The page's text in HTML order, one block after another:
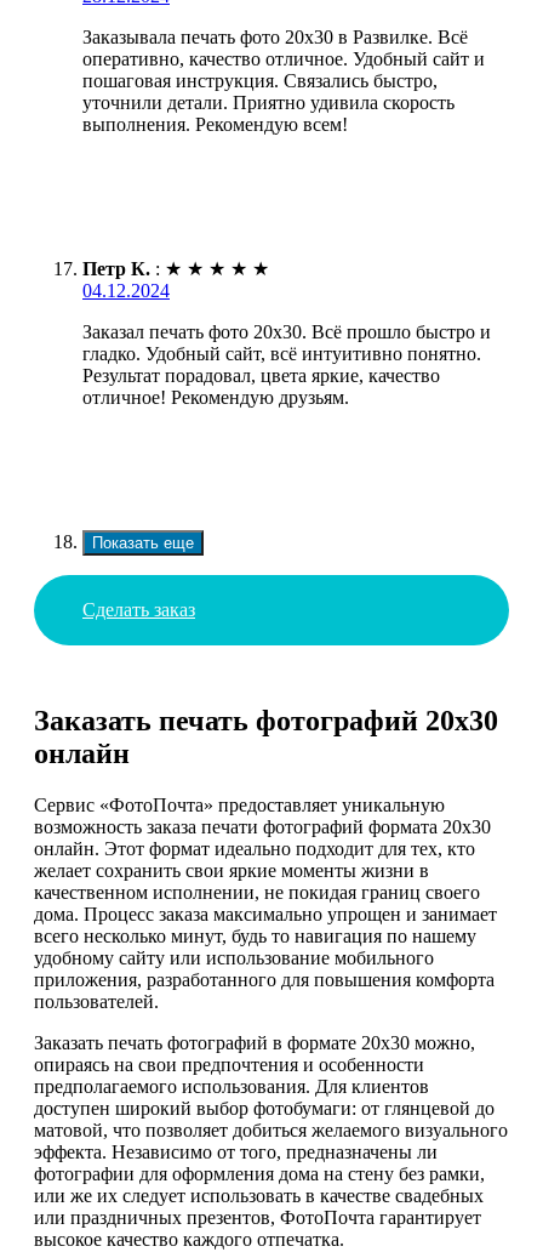
Заказывала печать фото 20х30 в Развилке. Всё
оперативно, качество отличное. Удобный сайт и
пошаговая инструкция. Связались быстро,
уточнили детали. Приятно удивила скорость
выполнения. Рекомендую всем!
Петр К. : ★ ★ ★ ★ ★
04.12.2024
Заказал печать фото 20х30. Всё прошло быстро и
гладко. Удобный сайт, всё интуитивно понятно.
Результат порадовал, цвета яркие, качество
отличное! Рекомендую друзьям.
Показать еще
Сделать заказ
Заказать печать фотографий 20х30
онлайн
Сервис «ФотоПочта» предоставляет уникальную
возможность заказа печати фотографий формата 20х30
онлайн. Этот формат идеально подходит для тех, кто
желает сохранить свои яркие моменты жизни в
качественном исполнении, не покидая границ своего
дома. Процесс заказа максимально упрощен и занимает
всего несколько минут, будь то навигация по нашему
удобному сайту или использование мобильного
приложения, разработанного для повышения комфорта
пользователей.
Заказать печать фотографий в формате 20х30 можно,
опираясь на свои предпочтения и особенности
предполагаемого использования. Для клиентов
доступен широкий выбор фотобумаги: от глянцевой до
матовой, что позволяет добиться желаемого визуального
эффекта. Независимо от того, предназначены ли
фотографии для оформления дома на стену без рамки,
или же их следует использовать в качестве свадебных
или праздничных презентов, ФотоПочта гарантирует
высокое качество каждого отпечатка.